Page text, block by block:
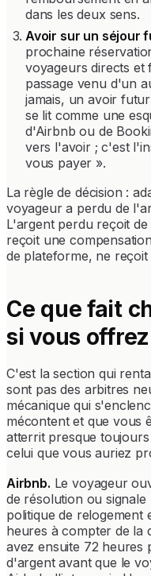
dans les deux sens.
Avoir sur un séjour
prochaine
voyageurs directs et
passage venu d'un
jamais, un avoir
se lit comme une
d'Airbnb ou de
vers l'avoir ; c'est
vous payer ».
La règle de décision :
voyageur a perdu de
L'argent perdu reçoit
reçoit une
de plateforme, ne reçoit
Ce que fait
si vous
C'est la section qui
sont pas des arbitres
mécanique qui
mécontent et que vous
atterrit presque
celui que vous auriez
Airbnb. Le voyageur
de résolution ou
politique de relogement
heures à compter de la
avez ensuite 72 heures
d'argent avant que le